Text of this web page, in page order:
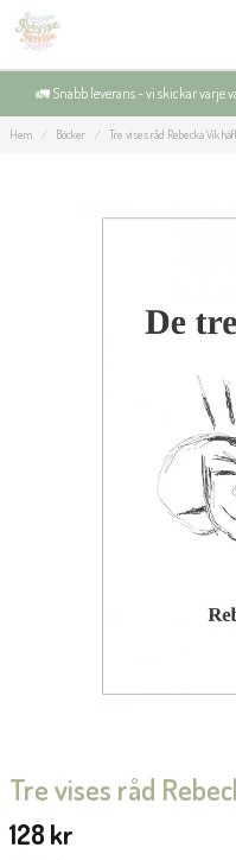
🚛 Snabb leverans - vi skickar varje
Hem Böcker Tre vises råd Rebecka Vik
Tre vises råd
128 kr